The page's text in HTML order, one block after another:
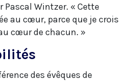
Pascal Wintzer. « Cette
au cœur, parce que je crois
cœur de chacun. »
des évêques de